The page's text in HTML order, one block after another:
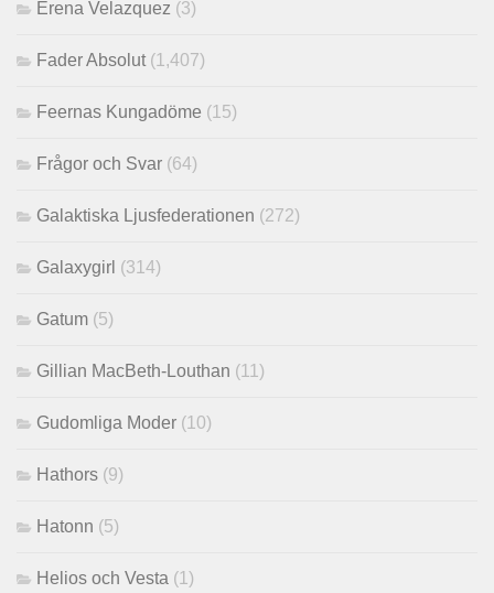
Erena Velazquez (3)
Fader Absolut(1,407)
Feernas Kungadöme (15)
Frågor och Svar (64)
Galaktiska Ljusfederationen (272)
Galaxygirl (314)
Gatum (5)
Gillian MacBeth-Louthan (11)
Gudomliga Moder (10)
Hathors (9)
Hatonn (5)
Helios och Vesta (1)